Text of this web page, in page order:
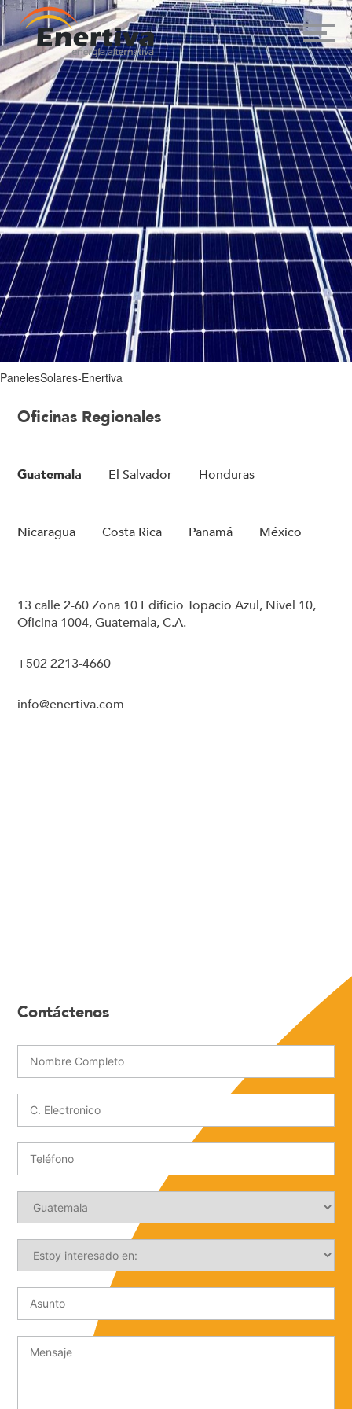
PanelesSolares-Enertiva
Oficinas Regionales
Guatemala El Salvador Honduras
Nicaragua Costa Rica Panamá México
13 calle 2-60 Zona 10 Edificio Topacio Azul, Nivel 10,
Oficina 1004, Guatemala, C.A.
+502 2213-4660
info@enertiva.com
Contáctenos